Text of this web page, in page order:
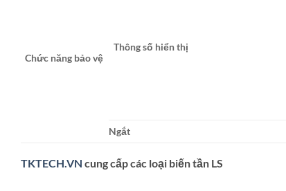
Chức năng bảo vệ
Thông số hiển thị
Ngắt
TKTECH.VN cung cấp các loại biến tần LS